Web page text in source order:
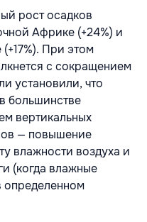
рост осадков
Африке (+24%) и
При этом
с сокращением
установили, что
большинстве
вертикальных
— повышение
влажности воздуха и
(когда влажные
определенном